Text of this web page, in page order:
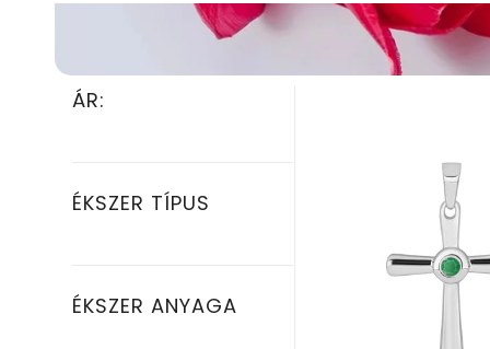
ÁR:
ÉKSZER TÍPUS
ÉKSZER ANYAGA